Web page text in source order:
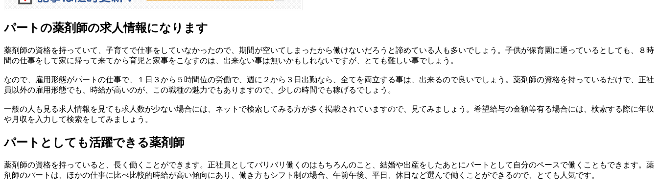
パートの薬剤師の求人情報になります
薬剤師の資格を持っていて、子育てで仕事をしていなかったので、期間が空いてしまったから働けないだろうと諦めている人も多いでしょう。子供が保育園に通っているとしても、８時
間の仕事をして家に帰って来てから育児と家事をこなすのは、出来ない事は無いかもしれないですが、とても難しい事でしょう。
なので、雇用形態がパートの仕事で、１日３から５時間位の労働で、週に２から３日出勤なら、全てを両立する事は、出来るので良いでしょう。薬剤師の資格を持っているだけで、正社
員以外の雇用形態でも、時給が高いのが、この職種の魅力でもありますので、少しの時間でも稼げるでしょう。
一般の人も見る求人情報を見ても求人数が少ない場合には、ネットで検索してみる方が多く掲載されていますので、見てみましょう。希望給与の金額等有る場合には、検索する際に年収
や月収を入力して検索をしてみましょう。
パートとしても活躍できる薬剤師
薬剤師の資格を持っていると、長く働くことができます。正社員としてバリバリ働くのはもちろんのこと、結婚や出産をしたあとにパートとして自分のペースで働くこともできます。薬
剤師のパートは、ほかの仕事に比べ比較的時給が高い傾向にあり、働き方もシフト制の場合、午前午後、平日、休日など選んで働くことができるので、とても人気です。